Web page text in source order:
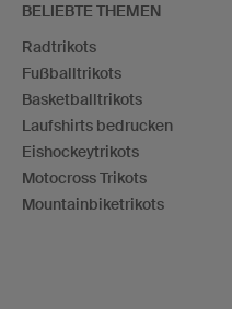
BELIEBTE THEMEN
Radtrikots
Fußballtrikots
Basketballtrikots
Laufshirts bedrucken
Eishockeytrikots
Motocross Trikots
Mountainbiketrikots